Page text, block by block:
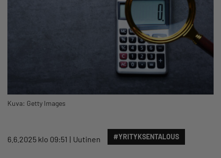
Kuva: Getty Images
6.6.2025 klo 09:51 Uutinen #YRITYKSENTALOUS